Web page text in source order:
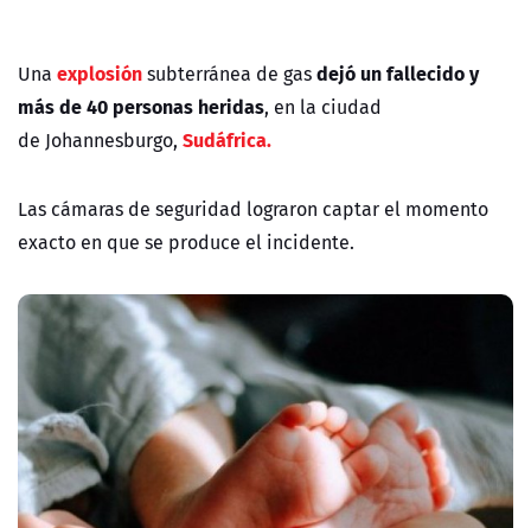
Una explosiónsubterránea de gasdejó un fallecido y
más de 40 personas heridas, en la ciudad
de Johannesburgo, Sudáfrica.
Las cámaras de seguridad lograron captar el momento
exacto en que se produce el incidente.